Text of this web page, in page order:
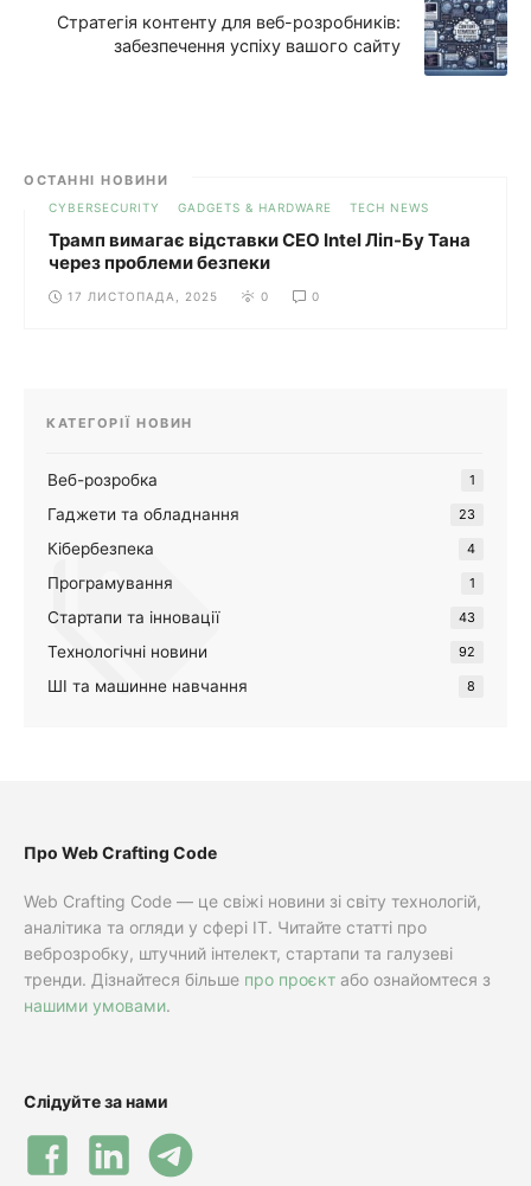
Стратегія контенту для веб-розробників:
забезпечення успіху вашого сайту
ОСТАННІ НОВИНИ
CYBERSECURITY GADGETS & HARDWARE TECH NEWS
Трамп вимагає відставки CEO Intel Ліп-Бу Тана
через проблеми безпеки
17 ЛИСТОПАДА, 2025 0 0
КАТЕГОРІЇ НОВИН
Веб-розробка 1
Гаджети та обладнання 23
Кібербезпека 4
Програмування 1
Стартапи та інновації 43
Технологічні новини 92
ШІ та машинне навчання 8
Про Web Crafting Code
Web Crafting Code — це свіжі новини зі світу технологій,
аналітика та огляди у сфері IT. Читайте статті про
веброзробку, штучний інтелект, стартапи та галузеві
тренди. Дізнайтеся більше про проєкт або ознайомтеся з
нашими умовами.
Слідуйте за нами